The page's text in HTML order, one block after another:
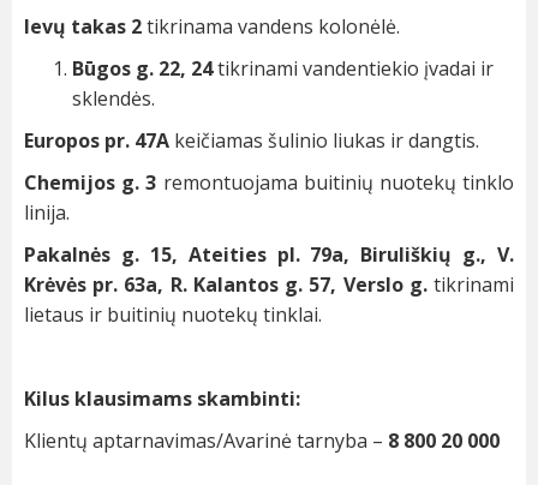
Ievų takas 2tikrinama vandens kolonėlė.
Būgos g. 22, 24tikrinami vandentiekio įvadai ir
sklendės.
Europos pr. 47A keičiamas šulinio liukas ir dangtis.
Chemijos g. 3 remontuojama buitinių nuotekų tinklo
linija.
Pakalnės g. 15, Ateities pl. 79a, Biruliškių g., V.
Krėvės pr. 63a, R. Kalantos g. 57, Verslo g. tikrinami
lietaus ir buitinių nuotekų tinklai.
Kilus klausimams skambinti:
Klientų aptarnavimas/Avarinė tarnyba – 8 800 20 000